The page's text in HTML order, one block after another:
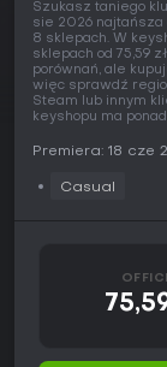
Szukasz taniego
sie 2026 najtańsza
8 sklepach. W
sklepach od 75,59
porównań, ale
więc sprawdź
Steam lub innym
keyshopu ma
Premiera: 18 cze
Casual